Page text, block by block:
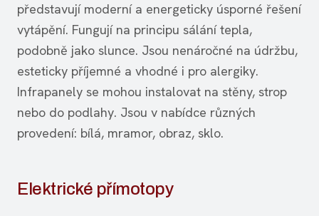
představují moderní a energeticky úsporné řešení
vytápění. Fungují na principu sálání tepla,
podobně jako slunce. Jsou nenáročné na údržbu,
esteticky příjemné a vhodné i pro alergiky.
Infrapanely se mohou instalovat na stěny, strop
nebo do podlahy. Jsou v nabídce různých
provedení: bílá, mramor, obraz, sklo.
Elektrické přímotopy